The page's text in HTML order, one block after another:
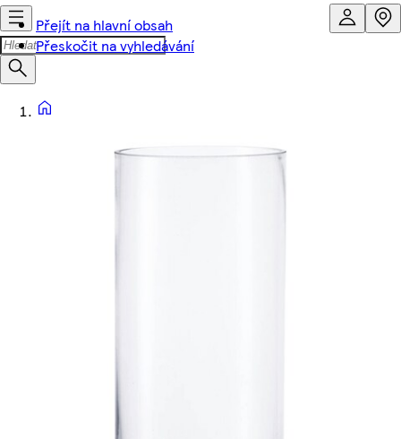
Přejít na hlavní obsah
Přeskočit na vyhledávání